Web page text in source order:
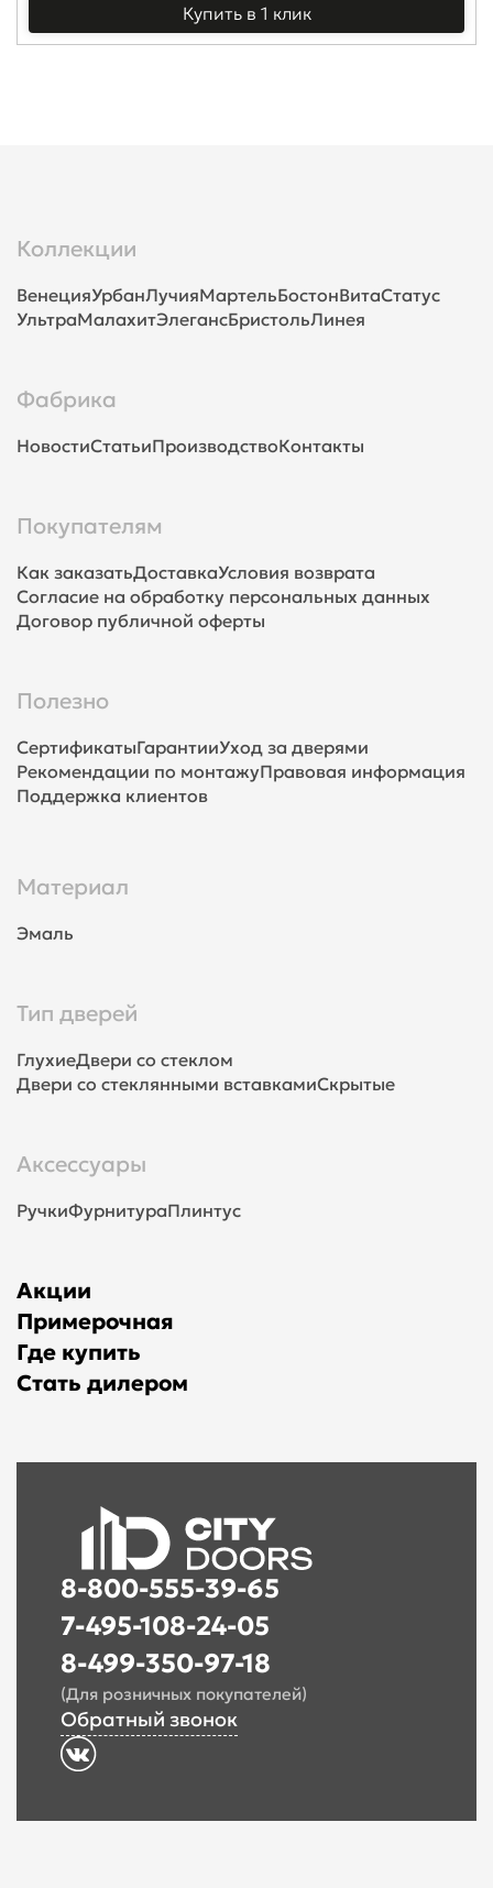
Купить в 1 клик
Коллекции
ВенецияУрбанЛучияМартельБостонВитаСтатус
УльтраМалахитЭлегансБристольЛинея
Фабрика
НовостиСтатьиПроизводствоКонтакты
Покупателям
Как заказатьДоставкаУсловия возврата
Согласие на обработку персональных данных
Договор публичной оферты
Полезно
СертификатыГарантииУход за дверями
Рекомендации по монтажуПравовая информация
Поддержка клиентов
Материал
Эмаль
Тип дверей
ГлухиеДвери со стеклом
Двери со стеклянными вставкамиСкрытые
Аксессуары
РучкиФурнитураПлинтус
Акции
Примерочная
Где купить
Стать дилером
8-800-555-39-65
7-495-108-24-05
8-499-350-97-18
(Для розничных покупателей)
Обратный звонок